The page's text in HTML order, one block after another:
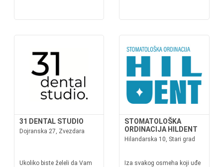
31 DENTAL STUDIO
Dojranska 27, Zvezdara
Ukoliko biste želeli da Vam
STOMATOLOŠKA
ORDINACIJA HILDENT
Hilandarska 10, Stari grad
Iza svakog osmeha koji uđe